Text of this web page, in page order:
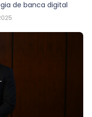
de banca digital